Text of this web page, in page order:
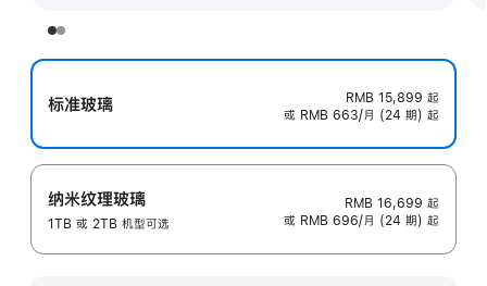
标准玻璃 RMB 15,899 起
或 RMB 663/月 (24 期) 起
纳米纹理玻璃
1TB 或 2TB 机型可选
RMB 16,699 起
或 RMB 696/月 (24 期) 起